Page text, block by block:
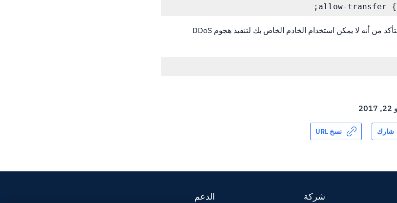
allow-transfer {
يجب عليك أيضًا إيقاف تشغيل العودية للتأكد من أنه لا يمكن استخدام الخادم الخاص بك لتنفيذ هجوم DDoS
شارك نسخ URL
شركة الدعم